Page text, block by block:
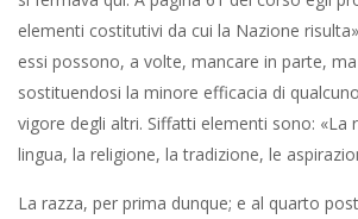
elementi costitutivi da cui la Nazione
essi possono, a volte, mancare in parte,
sostituendosi la minore efficacia di
vigore degli altri. Siffatti elementi sono: «La
lingua, la religione, la tradizione, le
La razza, per prima dunque; e al quarto